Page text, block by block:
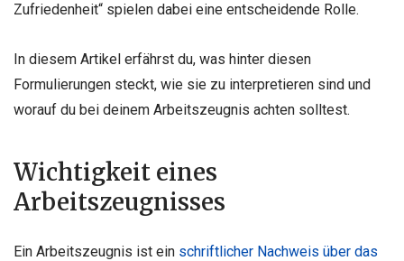
Zufriedenheit“ spielen dabei eine entscheidende Rolle.
In diesem Artikel erfährst du, was hinter diesen
Formulierungen steckt, wie sie zu interpretieren sind und
worauf du bei deinem Arbeitszeugnis achten solltest.
Wichtigkeit eines
Arbeitszeugnisses
Ein Arbeitszeugnis ist ein schriftlicher Nachweis über das